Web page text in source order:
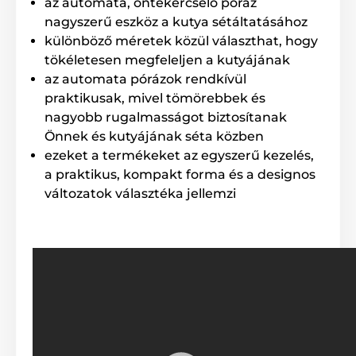
gombnyomással
A fékrendszernek köszönhetően maximális felügyelet
alatt tarthatja a kutyát, legyen szó a szembejövő
kutyáról, járókelőről vagy elhaladó autóról. Szükség
esetén egy gombnyomással, könnyedén megállíthatja
vagy visszahúzhatja házi kedvencét. Az ergonomikus
fogantyúnak köszönhetően, a fékezőgomb, szó szerint
a hüvelykujja alatt található. Mivel a gyors reakció
pontosan az, amire szüksége lehet váratlan
helyzetekben, sétáltatás közben. A fogantyú
gumibevonattal lett ellátva.
nagyszerű eszköz a kutya sétáltatásához
különböző méretek közül választhat, hogy
tökéletesen megfeleljen a kutyájának
az automata pórázok rendkívül
praktikusak, mivel tömörebbek és
nagyobb rugalmasságot biztosítanak
Önnek és kutyájának séta közben
ezeket a termékeket az egyszerű kezelés,
a praktikus, kompakt forma és a designos
változatok választéka jellemzi